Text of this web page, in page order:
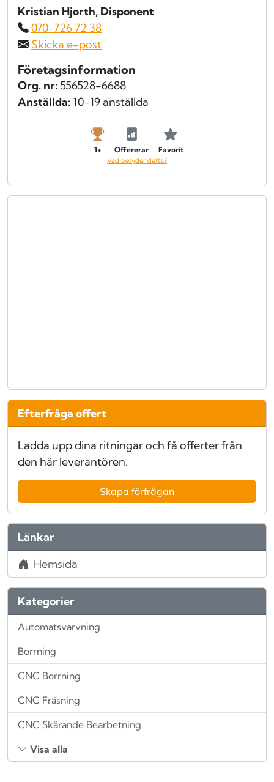
Kristian Hjorth, Disponent
070-726 72 38
Skicka e-post
Företagsinformation
Org. nr: 556528-6688
Anställda:10-19 anställda
1+ Offererar Favorit
Vad betyder detta?
Efterfråga offert
Ladda upp dina ritningar och få offerter från
den här leverantören.
Skapa förfrågan
Länkar
Hemsida
Kategorier
Automatsvarvning
Borrning
CNC Borrning
CNC Fräsning
CNC Skärande Bearbetning
Visa alla